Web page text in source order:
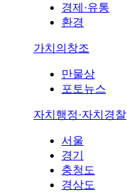
경제·유통
환경
가치의창조
만물상
포토뉴스
자치행정·자치경찰
서울
경기
충청도
경상도